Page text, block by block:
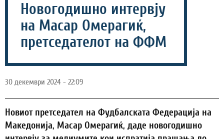
Новогодишно интервју
на Масар Омерагиќ,
претседателот на ФФМ
30 декември 2024 - 22:09
Новиот претседател на Фудбалската Федерација на
Македонија, Масар Омерагиќ, даде новогодишно